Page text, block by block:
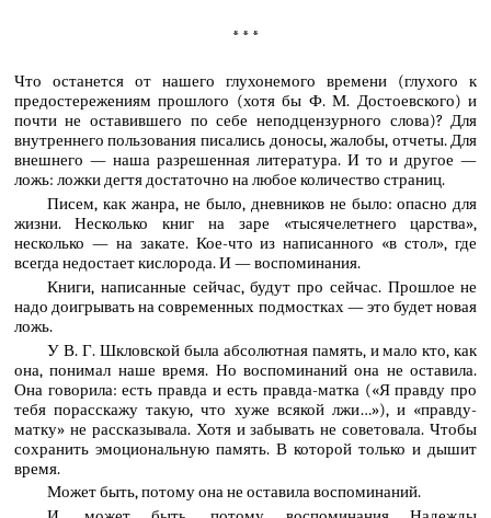
* * *
Что останется от нашего глухонемого времени (глухого к
предостережениям прошлого (хотя бы Ф. М. Достоевского) и
почти не оставившего по себе неподцензурного слова)? Для
внутреннего пользования писались доносы, жалобы, отчеты. Для
внешнего — наша разрешенная литература. И то и другое —
ложь: ложки дегтя достаточно на любое количество страниц.
Писем, как жанра, не было, дневников не было: опасно для
жизни. Несколько книг на заре «тысячелетнего царства»,
несколько — на закате. Кое-что из написанного «в стол», где
всегда недостает кислорода. И — воспоминания.
Книги, написанные сейчас, будут про сейчас. Прошлое не
надо доигрывать на современных подмостках — это будет новая
ложь.
У В. Г. Шкловской была абсолютная память, и мало кто, как
она, понимал наше время. Но воспоминаний она не оставила.
Она говорила: есть правда и есть правда-матка («Я правду про
тебя порасскажу такую, что хуже всякой лжи…»), и «правду-
матку» не рассказывала. Хотя и забывать не советовала. Чтобы
сохранить эмоциональную память. В которой только и дышит
время.
Может быть, потому она не оставила воспоминаний.